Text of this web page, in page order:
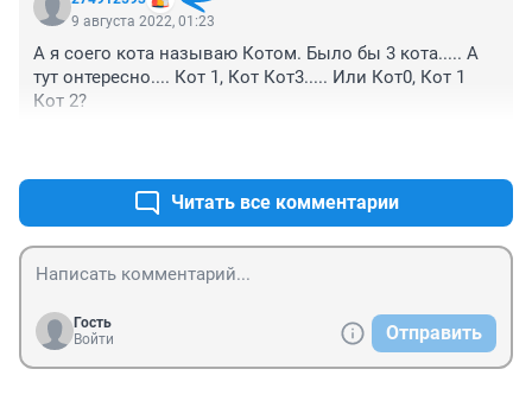
9 августа 2022, 01:23
А я соего кота называю Котом. Было бы 3 кота..... А
тут онтересно.... Кот 1, Кот Кот3..... Или Кот0, Кот 1
Кот 2?
Читать все комментарии
Гость
Войти
Отправить